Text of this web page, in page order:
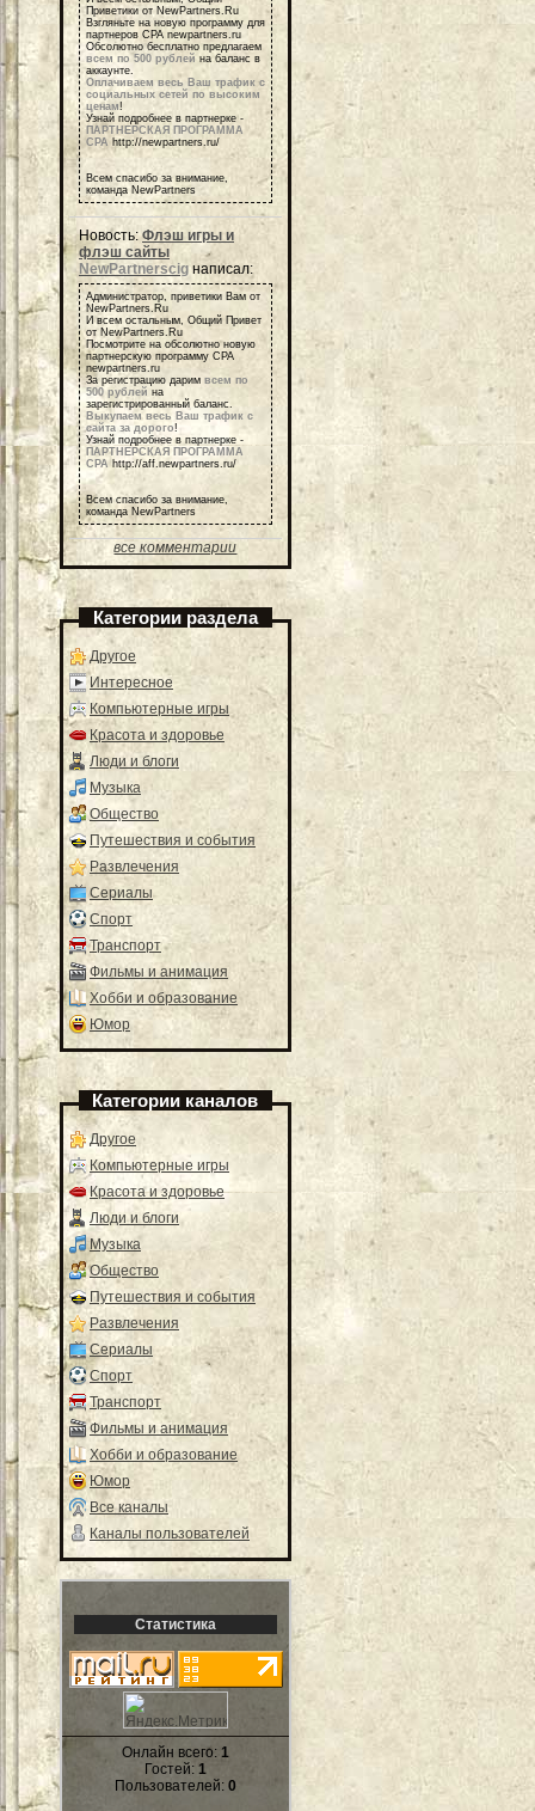
Приветики от NewPartners.Ru
Взгляньте на новую программу для
партнеров СРА newpartners.ru
Обсолютно бесплатно предлагаем
всем по 500 рублей на баланс в
аккаунте.
Оплачиваем весь Ваш трафик с
социальных сетей по высоким
ценам!
Узнай подробнее в партнерке -
ПАРТНЕРСКАЯ ПРОГРАММА
СРА http://newpartners.ru/
Всем спасибо за внимание,
команда NewPartners
Новость:Флэш игры и
флэш сайты
NewPartnerscigнаписал:
Администратор, приветики Вам от
NewPartners.Ru
И всем остальным, Общий Привет
от NewPartners.Ru
Посмотрите на обсолютно новую
партнерскую программу СРА
newpartners.ru
За регистрацию дарим всем по
500 рублей на
зарегистрированный баланс.
Выкупаем весь Ваш трафик с
сайта за дорого!
Узнай подробнее в партнерке -
ПАРТНЕРСКАЯ ПРОГРАММА
СРА http://aff.newpartners.ru/
Всем спасибо за внимание,
команда NewPartners
все комментарии
Категории раздела
Другое
Интересное
Компьютерные игры
Красота и здоровье
Люди и блоги
Музыка
Общество
Путешествия и события
Развлечения
Сериалы
Спорт
Транспорт
Фильмы и анимация
Хобби и образование
Юмор
Категории каналов
Другое
Компьютерные игры
Красота и здоровье
Люди и блоги
Музыка
Общество
Путешествия и события
Развлечения
Сериалы
Спорт
Транспорт
Фильмы и анимация
Хобби и образование
Юмор
Все каналы
Каналы пользователей
Статистика
Онлайн всего: 1
Гостей: 1
Пользователей: 0